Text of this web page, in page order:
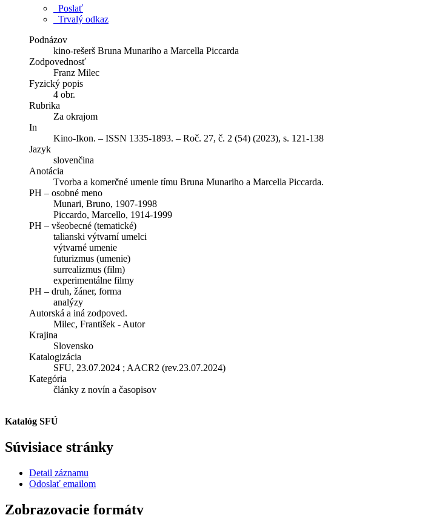
Poslať
Trvalý odkaz
Podnázov
kino-rešerš Bruna Munariho a Marcella Piccarda
Zodpovednosť
Franz Milec
Fyzický popis
4 obr.
Rubrika
Za okrajom
In
Kino-Ikon. – ISSN 1335-1893. – Roč. 27, č. 2 (54) (2023), s. 121-138
Jazyk
slovenčina
Anotácia
Tvorba a komerčné umenie tímu Bruna Munariho a Marcella Piccarda.
PH – osobné meno
Munari, Bruno, 1907-1998
Piccardo, Marcello, 1914-1999
PH – všeobecné (tematické)
talianski výtvarní umelci
výtvarné umenie
futurizmus (umenie)
surrealizmus (film)
experimentálne filmy
PH – druh, žáner, forma
analýzy
Autorská a iná zodpoved.
Milec, František - Autor
Krajina
Slovensko
Katalogizácia
SFU, 23.07.2024 ; AACR2 (rev.23.07.2024)
Kategória
články z novín a časopisov
Katalóg SFÚ
Súvisiace stránky
Detail záznamu
Odoslať emailom
Zobrazovacie formáty